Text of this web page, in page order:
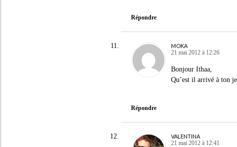
Répondre
MOKA
21 mai 2012 à 12:26
Bonjour Ithaa,
Qu’est il arrivé à ton
Répondre
VALENTINA
21 mai 2012 à 12:41